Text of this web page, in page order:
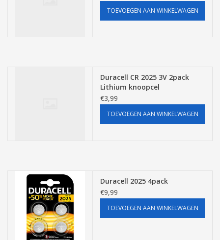
TOEVOEGEN AAN WINKELWAGEN
Duracell CR 2025 3V 2pack
Lithium knoopcel
€3,99
TOEVOEGEN AAN WINKELWAGEN
Duracell 2025 4pack
€9,99
TOEVOEGEN AAN WINKELWAGEN